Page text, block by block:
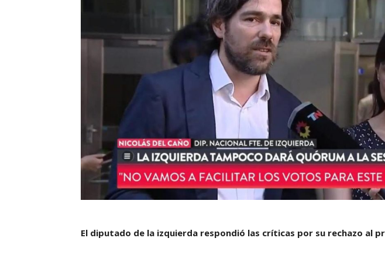
El diputado de la izquierda respondió las críticas por su rechazo al